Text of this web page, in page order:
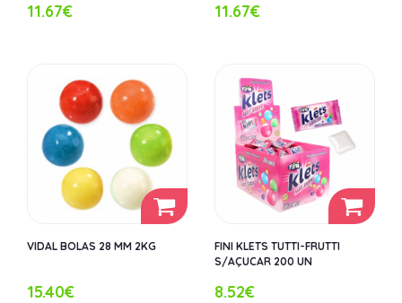
11.67€ 11.67€
VIDAL BOLAS 28 MM 2KG
15.40€
FINI KLETS TUTTI-FRUTTI
S/AÇUCAR 200 UN
8.52€